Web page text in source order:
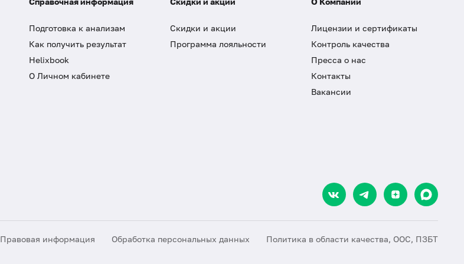
Подготовка к анализам
Как получить результат
Helixbook
О Личном кабинете
Скидки и акции
Программа лояльности
Лицензии и сертификаты
Контроль качества
Пресса о нас
Контакты
Вакансии
Правовая информация Обработка персональных данных Политика в области качества, ООС, ПЗБТ